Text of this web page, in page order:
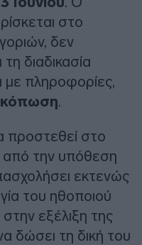
στο
δεν
διαδικασία
πληροφορίες,
κόπωση.
προστεθεί στο
από την υπόθεση
εκτενώς
του ηθοποιού
εξέλιξη της
δώσει τη δική του